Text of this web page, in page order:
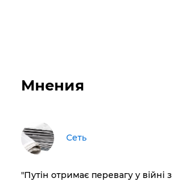
Мнения
Сеть
"Путін отримає перевагу у війні з